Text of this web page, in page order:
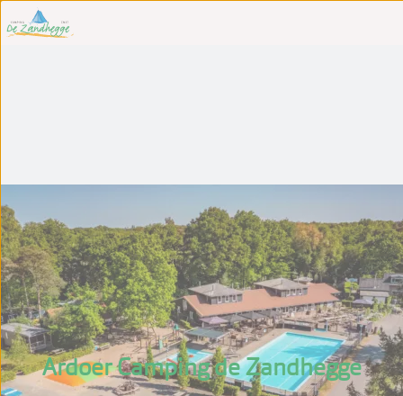
Ardoer Camping de Zandhegge